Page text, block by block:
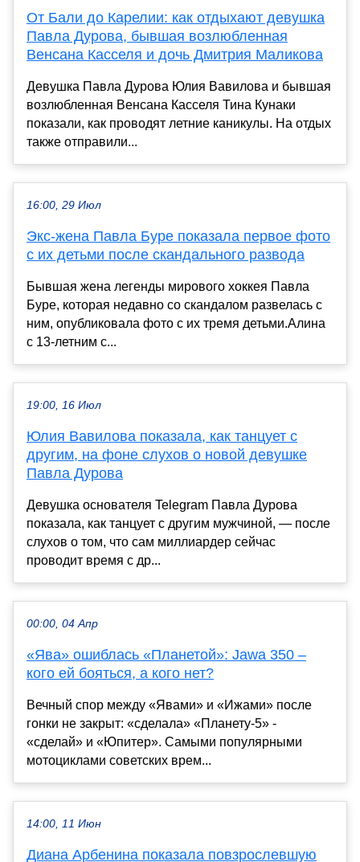
От Бали до Карелии: как отдыхают девушка
Павла Дурова, бывшая возлюбленная
Венсана Касселя и дочь Дмитрия Маликова
Девушка Павла Дурова Юлия Вавилова и бывшая
возлюбленная Венсана Касселя Тина Кунаки
показали, как проводят летние каникулы. На отдых
также отправили...
16:00, 29 Июл
Экс-жена Павла Буре показала первое фото
с их детьми после скандального развода
Бывшая жена легенды мирового хоккея Павла
Буре, которая недавно со скандалом развелась с
ним, опубликовала фото с их тремя детьми.Алина
с 13-летним с...
19:00, 16 Июл
Юлия Вавилова показала, как танцует с
другим, на фоне слухов о новой девушке
Павла Дурова
Девушка основателя Telegram Павла Дурова
показала, как танцует с другим мужчиной, — после
слухов о том, что сам миллиардер сейчас
проводит время с др...
00:00, 04 Апр
«Ява» ошиблась «Планетой»: Jawa 350 –
кого ей бояться, а кого нет?
Вечный спор между «Явами» и «Ижами» после
гонки не закрыт: «сделала» «Планету-5» -
«сделай» и «Юпитер». Самыми популярными
мотоциклами советских врем...
14:00, 11 Июн
Диана Арбенина показала повзрослевшую